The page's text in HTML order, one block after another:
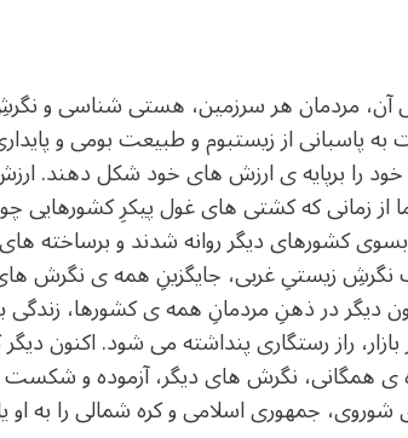
مردمان هر سرزمین، هستی شناسی و
پاسبانی از زیستبوم و طبیعت بومی و
را برپایه ی ارزش های خود شکل دهند.
از زمانی که کشتی های غول پیکرِ کشورهایی
بسوی کشورهای دیگر روانه شدند و
نگرشِ زیستیِ غربی، جایگزینِ همه ی نگرش
دیگر در ذهنِ مردمانِ همه ی کشورها، زندگی
راز رستگاری پنداشته می شود. اکنون
ی همگانی، نگرش های دیگر، آزموده و
جمهوری اسلامی و کره شمالی را به او